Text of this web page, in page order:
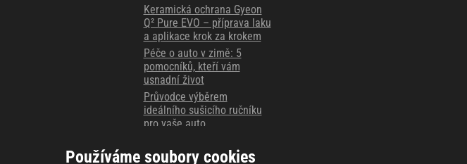
Keramická ochrana Gyeon
Q² Pure EVO – příprava laku
a aplikace krok za krokem
Péče o auto v zimě: 5
pomocníků, kteří vám
usnadní život
Průvodce výběrem
ideálního sušicího ručníku
pro vaše auto
záznamové autokamery
Používáme soubory cookies